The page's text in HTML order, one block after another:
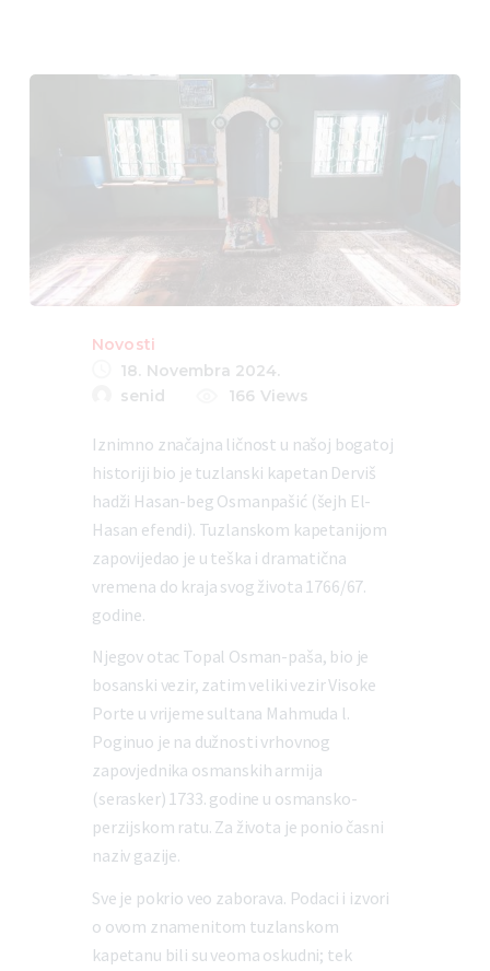
Novosti
18. Novembra 2024.
senid
166 Views
Iznimno značajna ličnost u našoj bogatoj
historiji bio je tuzlanski kapetan Derviš
hadži Hasan-beg Osmanpašić (šejh El-
Hasan efendi). Tuzlanskom kapetanijom
zapovijedao je u teška i dramatična
vremena do kraja svog života 1766/67.
godine.
Njegov otac Topal Osman-paša, bio je
bosanski vezir, zatim veliki vezir Visoke
Porte u vrijeme sultana Mahmuda l.
Poginuo je na dužnosti vrhovnog
zapovjednika osmanskih armija
(serasker) 1733. godine u osmansko-
perzijskom ratu. Za života je ponio časni
naziv gazije.
Sve je pokrio veo zaborava. Podaci i izvori
o ovom znamenitom tuzlanskom
kapetanu bili su veoma oskudni; tek